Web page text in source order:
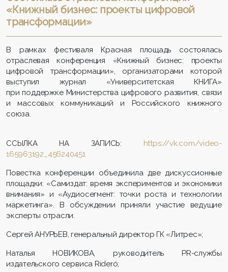
«Книжный бизнес: проекты цифровой
трансформации»
В рамках фестиваля Красная площадь состоялась
отраслевая конференция «Книжный бизнес: проекты
цифровой трансформации», организаторами которой
выступил журнал «Университетская КНИГА»
при поддержке Министерства цифрового развития, связи
и массовых коммуникаций и Российского книжного
союза.
ССЫЛКА НА ЗАПИСЬ: https://vk.com/video-
165963192_456240451
Повестка конференции объединила две дискуссионные
площадки: «Самиздат: время экспериментов и экономики
внимания» и «Аудиосегмент: точки роста и технологии
маркетинга». В обсуждении приняли участие ведущие
эксперты отрасли.
Сергей АНУРЬЕВ, генеральный директор ГК «Литрес»;
Наталья НОВИКОВА, руководитель PR-службы
издательского сервиса Rideró;